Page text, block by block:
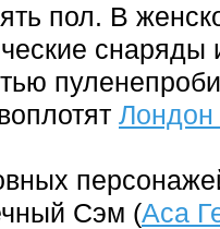
пол. В
Лондон
Сэм (Аса